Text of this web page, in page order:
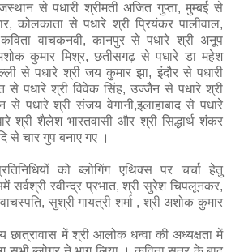
से पधारी श्रीमती अजित गुप्ता, मुम्बई से
कोलकाता से पधारे श्री प्रियंकर पालीवाल,
वाचकनवी, कानपुर से पधारे श्री अनूप
कुमार मिश्र, छतीसगढ़ से पधारे डा महेश
से पधारे श्री जय कुमार झा, इंदौर से पधारी
से पधारे श्री विवेक सिंह, उज्जैन से पधारे श्री
पधारे श्री संजय वेगानी,इलाहाबाद से पधारे
श्री शैलेश भारतवासी और श्री सिद्धार्थ शंकर
से चार गुप बनाए गए ।
को ब्लोगिंग एथिक्स पर चर्चा हेतु
सर्वश्री रवीन्द्र प्रभात, श्री सुरेश चिपलूनकर,
वाचस्पति, सुश्री गायत्री शर्मा , श्री अशोक कुमार
छात्रावास में श्री आलोक धन्वा की अध्यक्षता में